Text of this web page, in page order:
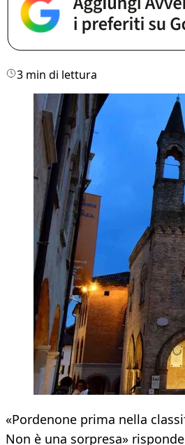
3 min di lettura
«Pordenone prima nella
Non è una sorpresa»